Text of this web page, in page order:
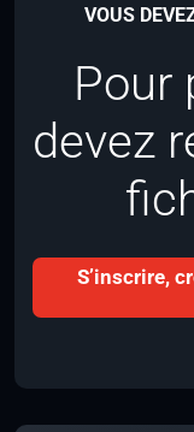
VOUS
Pour
devez
S’inscrire,